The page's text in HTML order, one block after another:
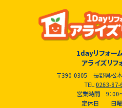
1dayリフォー
アライズリフ
〒390-0305 長野県松
TEL:0263-87-
営業時間 9：00
定休日 日曜